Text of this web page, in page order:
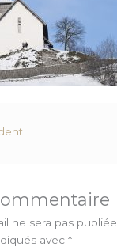
ne sera pas publiée.
avec *